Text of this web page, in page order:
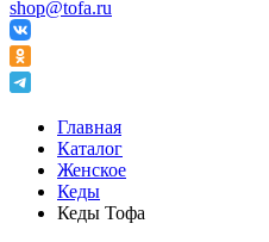
shop@tofa.ru
Главная
Каталог
Женское
Кеды
Кеды Тофа